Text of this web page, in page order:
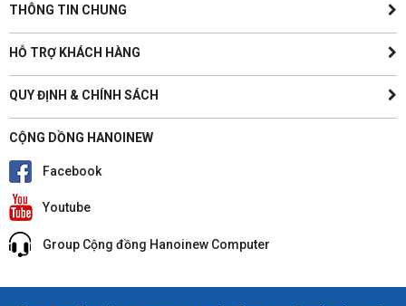
THÔNG TIN CHUNG
HỖ TRỢ KHÁCH HÀNG
QUY ĐỊNH & CHÍNH SÁCH
CỘNG DỒNG HANOINEW
Facebook
Youtube
Group Cộng đồng Hanoinew Computer